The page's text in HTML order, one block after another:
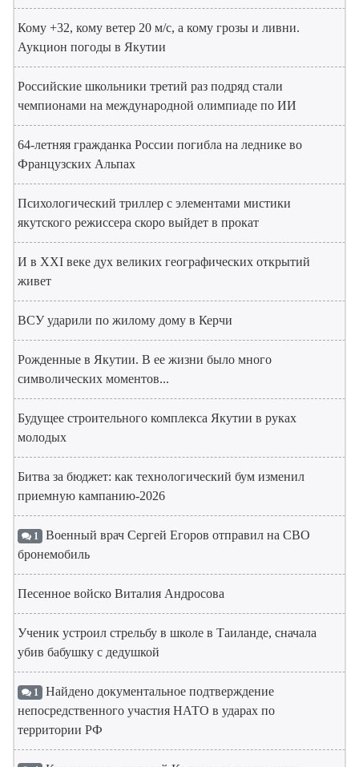
Кому +32, кому ветер 20 м/с, а кому грозы и ливни.
Аукцион погоды в Якутии
Российские школьники третий раз подряд стали
чемпионами на международной олимпиаде по ИИ
64-летняя гражданка России погибла на леднике во
Французских Альпах
Психологический триллер с элементами мистики
якутского режиссера скоро выйдет в прокат
И в XXI веке дух великих географических открытий
живет
ВСУ ударили по жилому дому в Керчи
Рожденные в Якутии. В ее жизни было много
символических моментов...
Будущее строительного комплекса Якутии в руках
молодых
Битва за бюджет: как технологический бум изменил
приемную кампанию-2026
1 Военный врач Сергей Егоров отправил на СВО
бронемобиль
Песенное войско Виталия Андросова
Ученик устроил стрельбу в школе в Таиланде, сначала
убив бабушку с дедушкой
1 Найдено документальное подтверждение
непосредственного участия НАТО в ударах по
территории РФ